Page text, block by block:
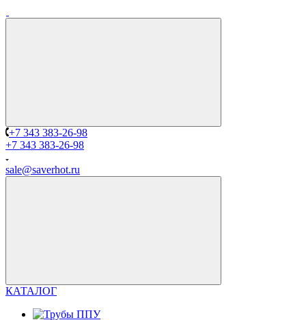
+7 343 383-26-98
+7 343 383-26-98
sale@saverhot.ru
КАТАЛОГ